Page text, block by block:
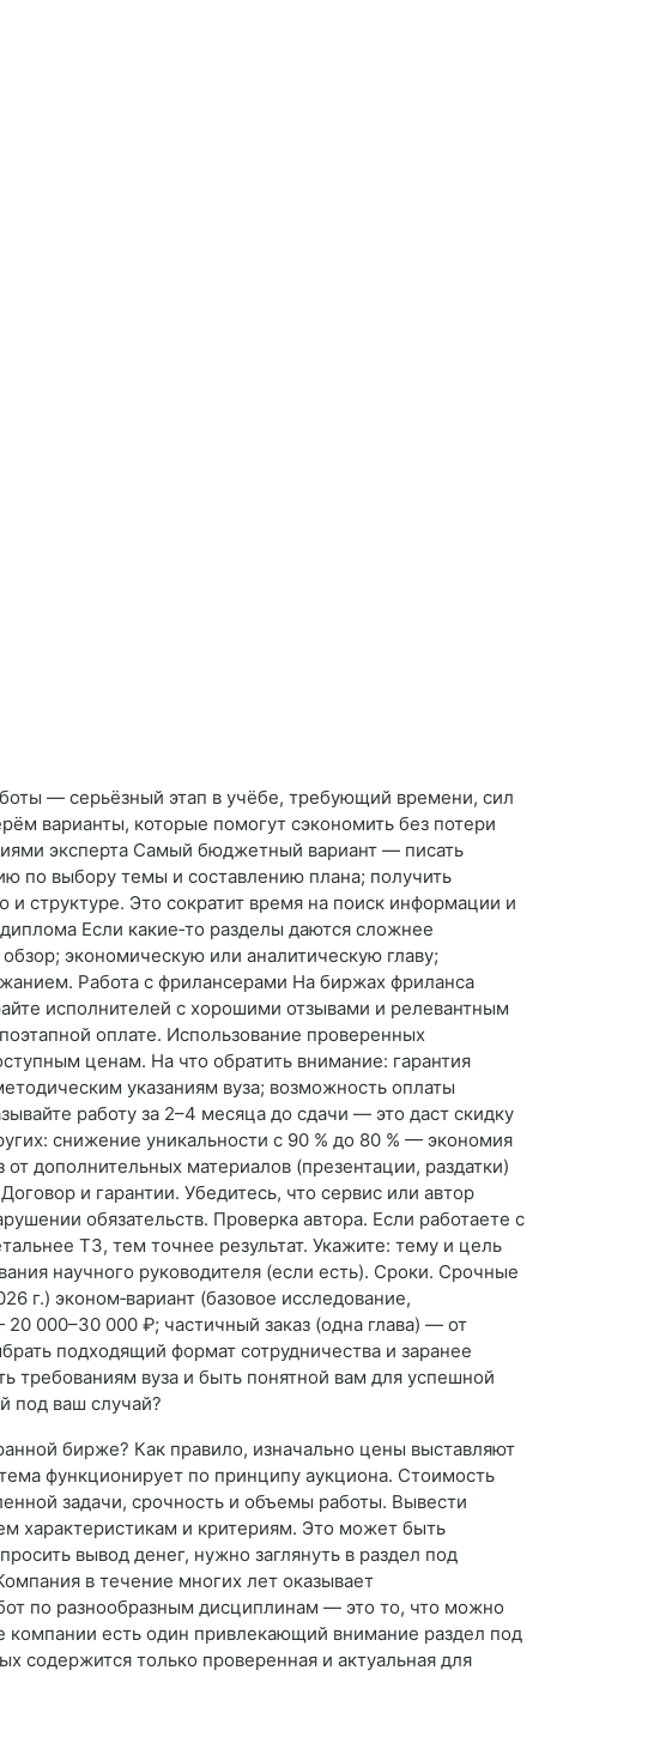
— серьёзный этап в учёбе, требующий времени, сил
варианты, которые помогут сэкономить без потери
эксперта Самый бюджетный вариант — писать
по выбору темы и составлению плана; получить
структуре. Это сократит время на поиск информации и
Если какие‑то разделы даются сложнее
экономическую или аналитическую главу;
Работа с фрилансерами На биржах фриланса
исполнителей с хорошими отзывами и релевантным
оплате. Использование проверенных
ценам. На что обратить внимание: гарантия
указаниям вуза; возможность оплаты
работу за 2–4 месяца до сдачи — это даст скидку
снижение уникальности с 90 % до 80 % — экономия
дополнительных материалов (презентации, раздатки)
и гарантии. Убедитесь, что сервис или автор
обязательств. Проверка автора. Если работаете с
ТЗ, тем точнее результат. Укажите: тему и цель
научного руководителя (если есть). Сроки. Срочные
г.) эконом‑вариант (базовое исследование,
000–30 000 ₽; частичный заказ (одна глава) — от
подходящий формат сотрудничества и заранее
требованиям вуза и быть понятной вам для успешной
под ваш случай?
бирже? Как правило, изначально цены выставляют
функционирует по принципу аукциона. Стоимость
задачи, срочность и объемы работы. Вывести
характеристикам и критериям. Это может быть
вывод денег, нужно заглянуть в раздел под
в течение многих лет оказывает
по разнообразным дисциплинам — это то, что можно
есть один привлекающий внимание раздел под
содержится только проверенная и актуальная для